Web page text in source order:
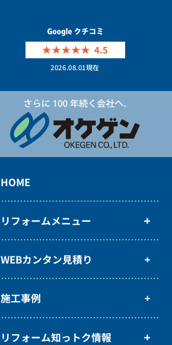
4.5
2026.08.01現在
HOME
リフォームメニュー
WEBカンタン見積り
施工事例
リフォーム知っトク情報